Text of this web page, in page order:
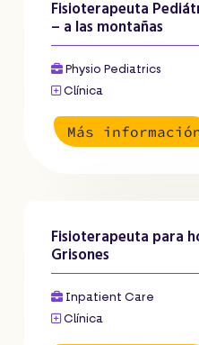
Fisioterapeuta
– a las montañas
Physio Pediatrics
Clínica
Más
Fisioterapeuta para
Grisones
Inpatient Care
Clínica